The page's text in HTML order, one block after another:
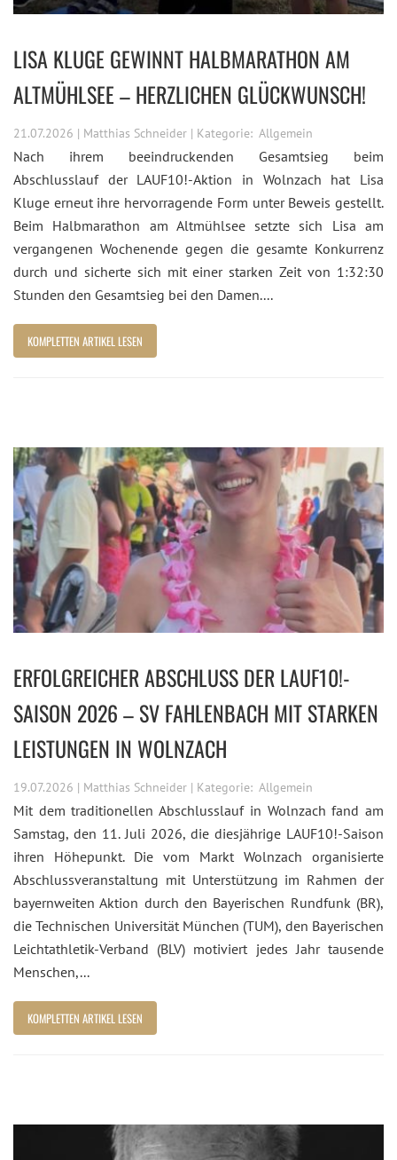
LISA KLUGE GEWINNT HALBMARATHON AM
ALTMÜHLSEE – HERZLICHEN GLÜCKWUNSCH!
21.07.2026 | Matthias Schneider | Kategorie: Allgemein
Nach ihrem beeindruckenden Gesamtsieg beim
Abschlusslauf der LAUF10!-Aktion in Wolnzach hat Lisa
Kluge erneut ihre hervorragende Form unter Beweis gestellt.
Beim Halbmarathon am Altmühlsee setzte sich Lisa am
vergangenen Wochenende gegen die gesamte Konkurrenz
durch und sicherte sich mit einer starken Zeit von 1:32:30
Stunden den Gesamtsieg bei den Damen....
KOMPLETTEN ARTIKEL LESEN
ERFOLGREICHER ABSCHLUSS DER LAUF10!-
SAISON 2026 – SV FAHLENBACH MIT STARKEN
LEISTUNGEN IN WOLNZACH
19.07.2026 | Matthias Schneider | Kategorie: Allgemein
Mit dem traditionellen Abschlusslauf in Wolnzach fand am
Samstag, den 11. Juli 2026, die diesjährige LAUF10!-Saison
ihren Höhepunkt. Die vom Markt Wolnzach organisierte
Abschlussveranstaltung mit Unterstützung im Rahmen der
bayernweiten Aktion durch den Bayerischen Rundfunk (BR),
die Technischen Universität München (TUM), den Bayerischen
Leichtathletik-Verband (BLV) motiviert jedes Jahr tausende
Menschen,...
KOMPLETTEN ARTIKEL LESEN